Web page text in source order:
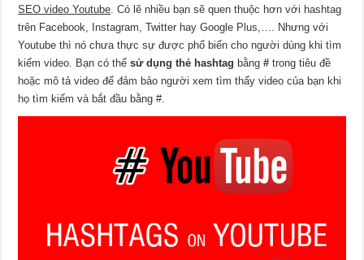
SEO video Youtube . Có lẽ nhiều bạn sẽ quen thuộc hơn với hashtag
trên Facebook, Instagram, Twitter hay Google Plus,…. Nhưng với
Youtube thì nó chưa thực sự được phổ biến cho người dùng khi tìm
kiếm video. Bạn có thểsử dụng thẻ hashtag bằng# trong tiêu đề
hoặc mô tả video để đảm bảo người xem tìm thấy video của bạn khi
họ tìm kiếm và bắt đầu bằng #.